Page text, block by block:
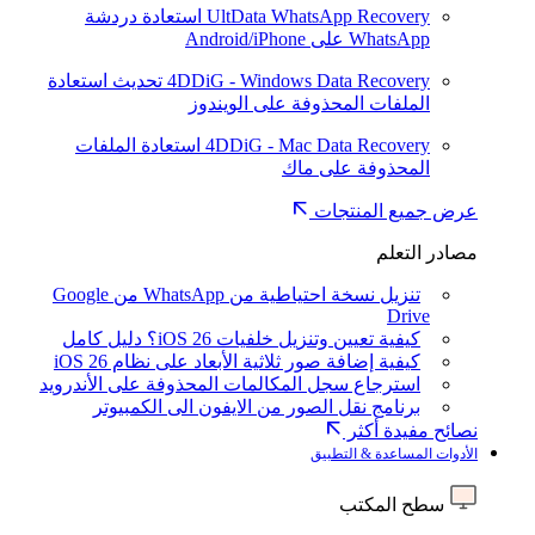
UltData WhatsApp Recovery استعادة دردشة
WhatsApp على Android/iPhone
4DDiG - Windows Data Recovery تحديث استعادة
الملفات المحذوفة على الويندوز
4DDiG - Mac Data Recovery استعادة الملفات
المحذوفة على ماك
عرض جميع المنتجات
مصادر التعلم
تنزيل نسخة احتياطية من WhatsApp من Google
Drive
كيفية تعيين وتنزيل خلفيات iOS 26؟ دليل كامل
كيفية إضافة صور ثلاثية الأبعاد على نظام iOS 26
استرجاع سجل المكالمات المحذوفة على الأندرويد
برنامج نقل الصور من الايفون الى الكمبيوتر
نصائح مفيدة أكثر
الأدوات المساعدة & التطبيق
سطح المكتب